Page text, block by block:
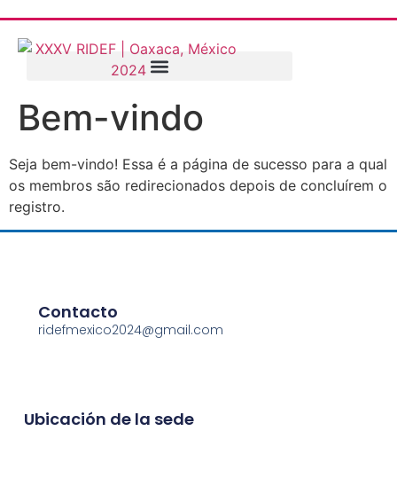
Bem-vindo
Seja bem-vindo! Essa é a página de sucesso para a qual
os membros são redirecionados depois de concluírem o
registro.
Contacto
ridefmexico2024@gmail.com
Ubicación de la sede